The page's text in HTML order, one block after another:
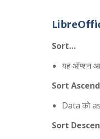
Sort…
यह ऑप्शन
Sort
Data को
Sort